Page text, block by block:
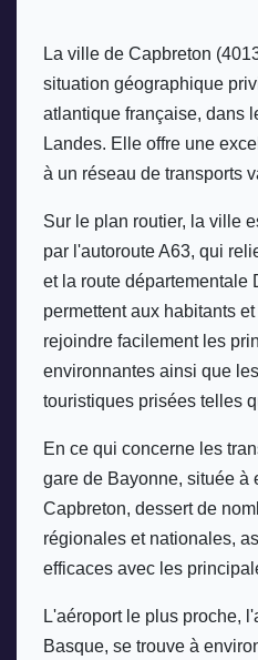
La ville de Capbreton
situation géographique
atlantique française, dans
Landes. Elle offre une
à un réseau de transports
Sur le plan routier, la ville
par l'autoroute A63, qui
et la route départementale
permettent aux habitants
rejoindre facilement les
environnantes ainsi que
touristiques prisées telles
En ce qui concerne les
gare de Bayonne, située à
Capbreton, dessert de
régionales et nationales,
efficaces avec les
L'aéroport le plus proche,
Basque, se trouve à